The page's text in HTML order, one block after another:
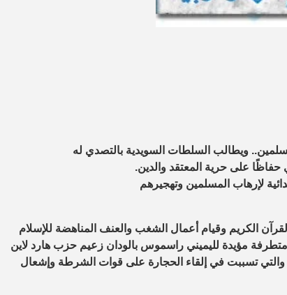
ويطالب السلطات السويدية بالتصدي له
حفاظًا على حرية المعتقد والدين.
لإرهاب المسلمين وتهجيرهم
الكريم وقيام أعمال الشغب والعنف المناهضة للإسلام
مؤيدة لليميني راسموس بالودان زعيم حزب هارد لاين
والتي تسببت في إلقاء الحجارة على قوات الشرطة وإشعال